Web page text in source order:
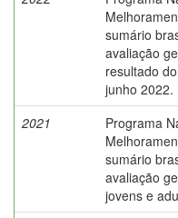
sumário
avaliação
resultado
junho 2022.
2021
Programa
sumário
avaliação
jovens e